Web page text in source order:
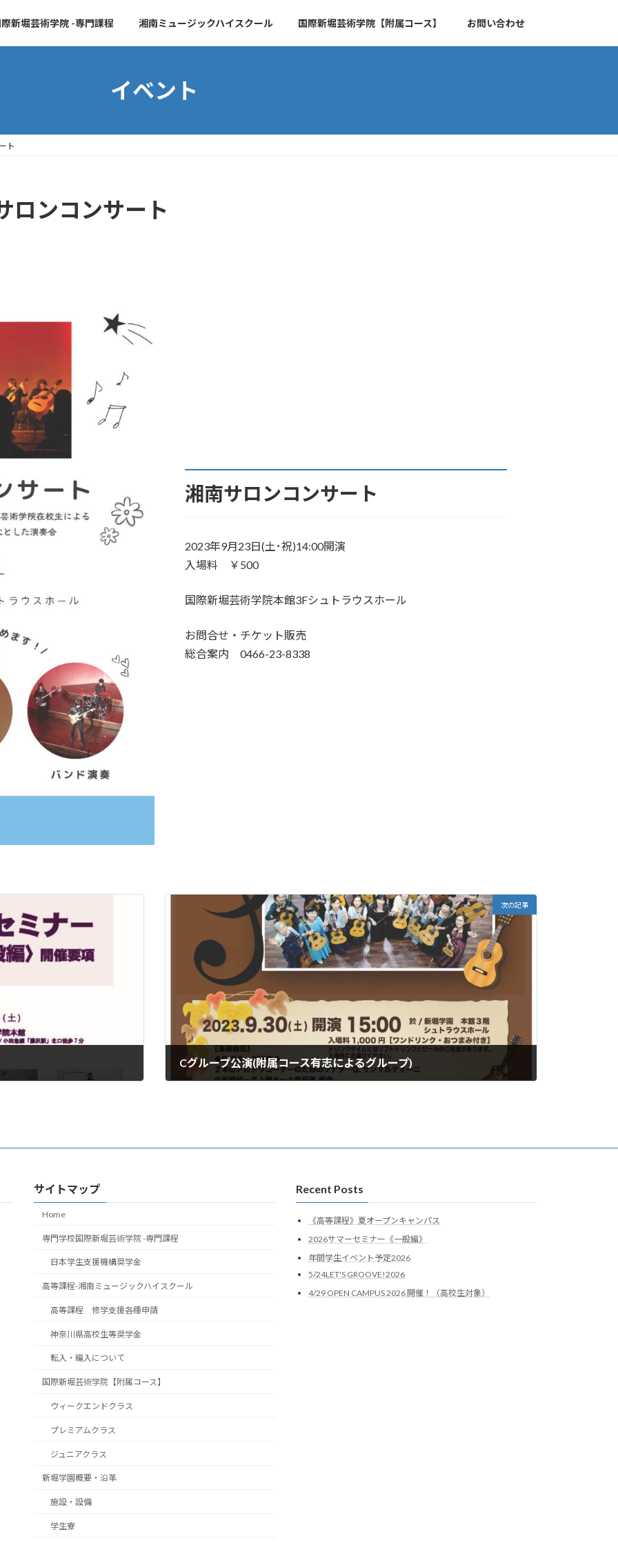
新堀芸術学院 -専門課程 湘南ミュージックハイスクール 国際新堀芸術学院【附属コース】 お問い合わせ
イベント
ト
ロンコンサート
湘南サロンコンサート
2023年9月23日(土･祝)14:00開演
入場料 ￥500
国際新堀芸術学院本館3Fシュトラウスホール
お問合せ・チケット販売
総合案内 0466-23-8338
次の記事
Cグループ公演(附属コース有志によるグループ)
サイトマップ
Home
専門学校国際新堀芸術学院 -専門課程
日本学生支援機構奨学金
高等課程-湘南ミュージックハイスクール
高等課程 修学支援各種申請
神奈川県高校生等奨学金
転入・編入について
国際新堀芸術学院【附属コース】
ウィークエンドクラス
プレミアムクラス
ジュニアクラス
新堀学園概要・沿革
施設・設備
学生寮
Recent Posts
《高等課程》夏オープンキャンパス
2026サマーセミナー《一般編》
年間学生イベント予定2026
5/24LET'S GROOVE!2026
4/29 OPEN CAMPUS 2026 開催！（高校生対象）